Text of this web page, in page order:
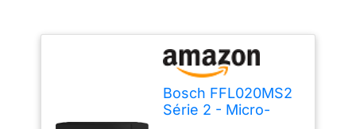
Bosch FFL020MS2
Série 2 - Micro-